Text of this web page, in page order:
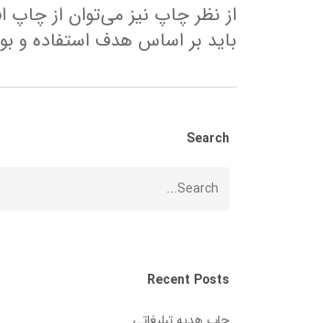
از نظر چاپ نیز می‌توان از
باید بر اساس هدف استفاده و
Search
Recent Posts